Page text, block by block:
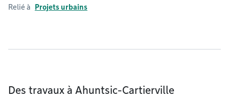
Relié à Projets urbains
Des travaux à Ahuntsic-Cartierville